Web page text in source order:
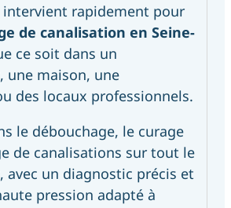
intervient rapidement pour
de canalisation en Seine-
ce soit dans un
une maison, une
des locaux professionnels.
le débouchage, le curage
de canalisations sur tout le
avec un diagnostic précis et
pression adapté à